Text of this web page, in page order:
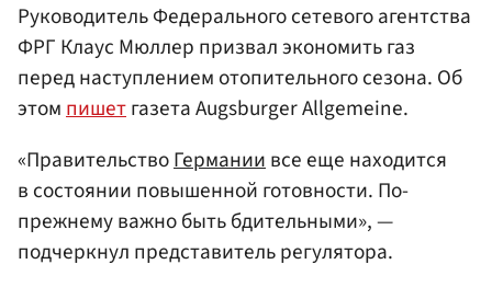
Руководитель Федерального сетевого агентства
ФРГ Клаус Мюллер призвал экономить газ
перед наступлением отопительного сезона. Об
этомпишетгазета Augsburger Allgemeine.
«ПравительствоГерманиивсе еще находится
в состоянии повышенной готовности. По-
прежнему важно быть бдительными», —
подчеркнул представитель регулятора.